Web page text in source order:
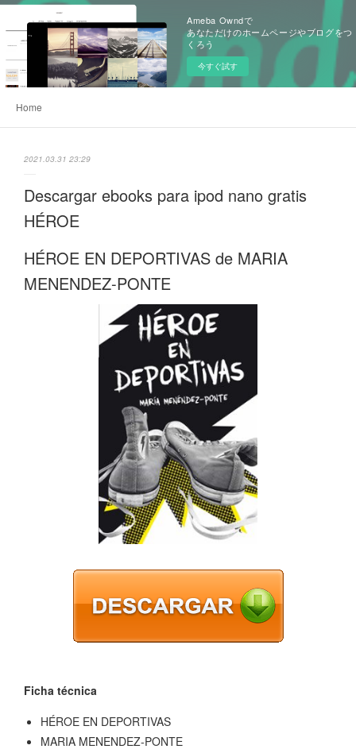
Ameba Owndで
あなただけのホームページやブログをつ
くろう
今すぐ試す
Home
2021.03.31 23:29
Descargar ebooks para ipod nano gratis
HÉROE
HÉROE EN DEPORTIVAS de MARIA
MENENDEZ-PONTE
Ficha técnica
HÉROE EN DEPORTIVAS
MARIA MENENDEZ-PONTE